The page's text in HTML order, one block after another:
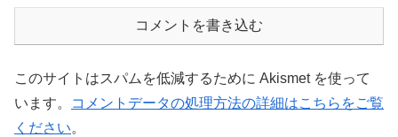
コメントを書き込む
このサイトはスパムを低減するために Akismet を使って
います。
コメントデータの処理方法の詳細はこちらをご覧
ください。